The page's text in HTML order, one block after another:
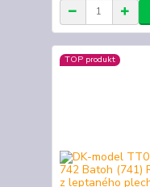
TOP produkt